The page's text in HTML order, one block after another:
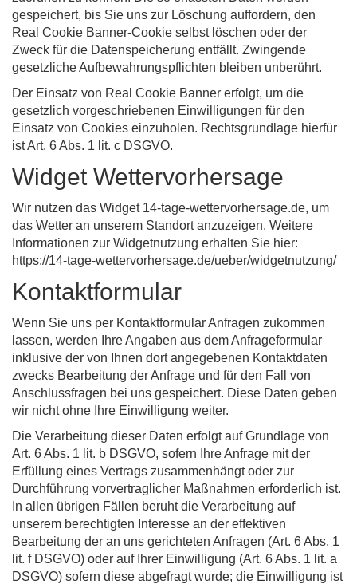
gespeichert, bis Sie uns zur Löschung auffordern, den
Real Cookie Banner-Cookie selbst löschen oder der
Zweck für die Datenspeicherung entfällt. Zwingende
gesetzliche Aufbewahrungspflichten bleiben unberührt.
Der Einsatz von Real Cookie Banner erfolgt, um die
gesetzlich vorgeschriebenen Einwilligungen für den
Einsatz von Cookies einzuholen. Rechtsgrundlage hierfür
ist Art. 6 Abs. 1 lit. c DSGVO.
Widget Wettervorhersage
Wir nutzen das Widget 14-tage-wettervorhersage.de, um
das Wetter an unserem Standort anzuzeigen. Weitere
Informationen zur Widgetnutzung erhalten Sie hier:
https://14-tage-wettervorhersage.de/ueber/widgetnutzung/
Kontaktformular
Wenn Sie uns per Kontaktformular Anfragen zukommen
lassen, werden Ihre Angaben aus dem Anfrageformular
inklusive der von Ihnen dort angegebenen Kontaktdaten
zwecks Bearbeitung der Anfrage und für den Fall von
Anschlussfragen bei uns gespeichert. Diese Daten geben
wir nicht ohne Ihre Einwilligung weiter.
Die Verarbeitung dieser Daten erfolgt auf Grundlage von
Art. 6 Abs. 1 lit. b DSGVO, sofern Ihre Anfrage mit der
Erfüllung eines Vertrags zusammenhängt oder zur
Durchführung vorvertraglicher Maßnahmen erforderlich ist.
In allen übrigen Fällen beruht die Verarbeitung auf
unserem berechtigten Interesse an der effektiven
Bearbeitung der an uns gerichteten Anfragen (Art. 6 Abs. 1
lit. f DSGVO) oder auf Ihrer Einwilligung (Art. 6 Abs. 1 lit. a
DSGVO) sofern diese abgefragt wurde; die Einwilligung ist